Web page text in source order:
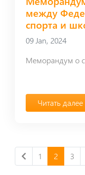
между
спорта и
09 Jan, 2024
Читать далее
1 2 3